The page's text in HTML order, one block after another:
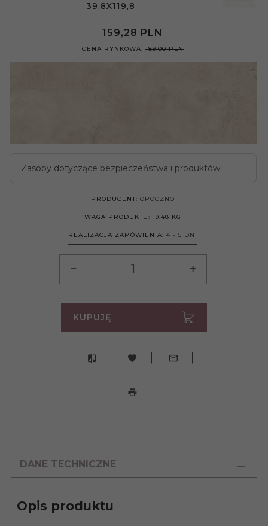
39,8X119,8
159,28 PLN
CENA RYNKOWA: 189.00 PLN
Zasoby dotyczące bezpieczeństwa i produktów
PRODUCENT:OPOCZNO
WAGA PRODUKTU:19.48 KG
REALIZACJA ZAMÓWIENIA:4 - 5 DNI
KUPUJĘ
DANE TECHNICZNE
Opis produktu